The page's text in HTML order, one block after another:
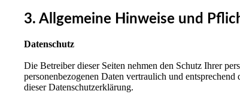
3. Allgemeine Hinweise und
Datenschutz
Die Betreiber dieser Seiten nehmen den Schutz Ihrer
personenbezogenen Daten vertraulich und
dieser Datenschutzerklärung.